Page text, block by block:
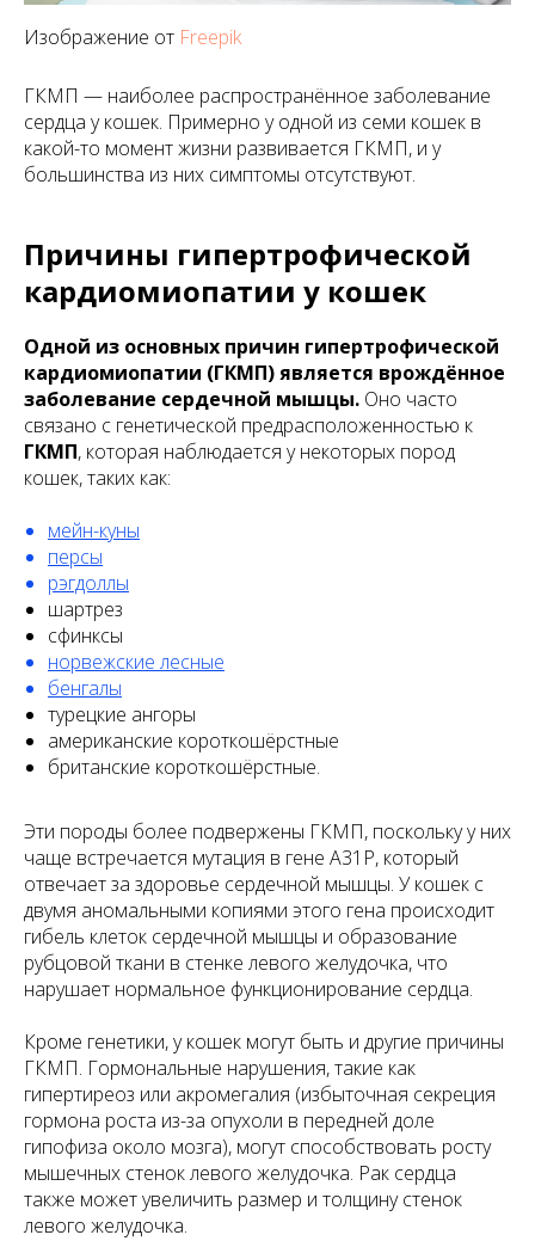
Изображение от Freepik
ГКМП — наиболее распространённое заболевание
сердца у кошек. Примерно у одной из семи кошек в
какой-то момент жизни развивается ГКМП, и у
большинства из них симптомы отсутствуют.
Причины гипертрофической
кардиомиопатии у кошек
Одной из основных причин гипертрофической
кардиомиопатии (ГКМП) является врождённое
заболевание сердечной мышцы. Оно часто
связано с генетической предрасположенностью к
ГКМП, которая наблюдается у некоторых пород
кошек, таких как:
мейн-куны
персы
рэгдоллы
шартрез
сфинксы
норвежские лесные
бенгалы
турецкие ангоры
американские короткошёрстные
британские короткошёрстные.
Эти породы более подвержены ГКМП, поскольку у них
чаще встречается мутация в гене A31P, который
отвечает за здоровье сердечной мышцы. У кошек с
двумя аномальными копиями этого гена происходит
гибель клеток сердечной мышцы и образование
рубцовой ткани в стенке левого желудочка, что
нарушает нормальное функционирование сердца.
Кроме генетики, у кошек могут быть и другие причины
ГКМП. Гормональные нарушения, такие как
гипертиреоз или акромегалия (избыточная секреция
гормона роста из-за опухоли в передней доле
гипофиза около мозга), могут способствовать росту
мышечных стенок левого желудочка. Рак сердца
также может увеличить размер и толщину стенок
левого желудочка.